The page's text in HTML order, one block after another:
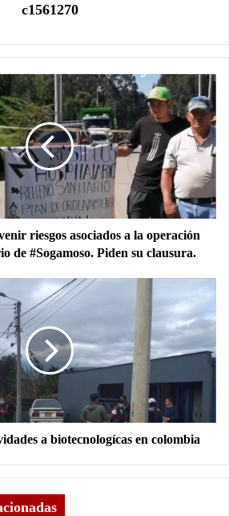
c1561270
riesgos asociados a la operación
de #Sogamoso. Piden su clausura.
a biotecnologícas en colombia